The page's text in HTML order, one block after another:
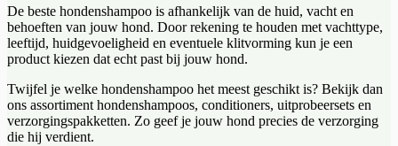
De beste hondenshampoo is afhankelijk van de huid, vacht en
behoeften van jouw hond. Door rekening te houden met vachttype,
leeftijd, huidgevoeligheid en eventuele klitvorming kun je een
product kiezen dat echt past bij jouw hond.
Twijfel je welke hondenshampoo het meest geschikt is? Bekijk dan
ons assortiment hondenshampoos, conditioners, uitprobeersets en
verzorgingspakketten. Zo geef je jouw hond precies de verzorging
die hij verdient.